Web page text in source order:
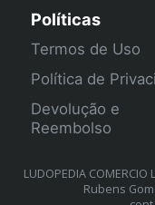
Políticas
Termos de Uso
Política de
Devolução e
Reembolso
LUDOPEDIA
Rubens